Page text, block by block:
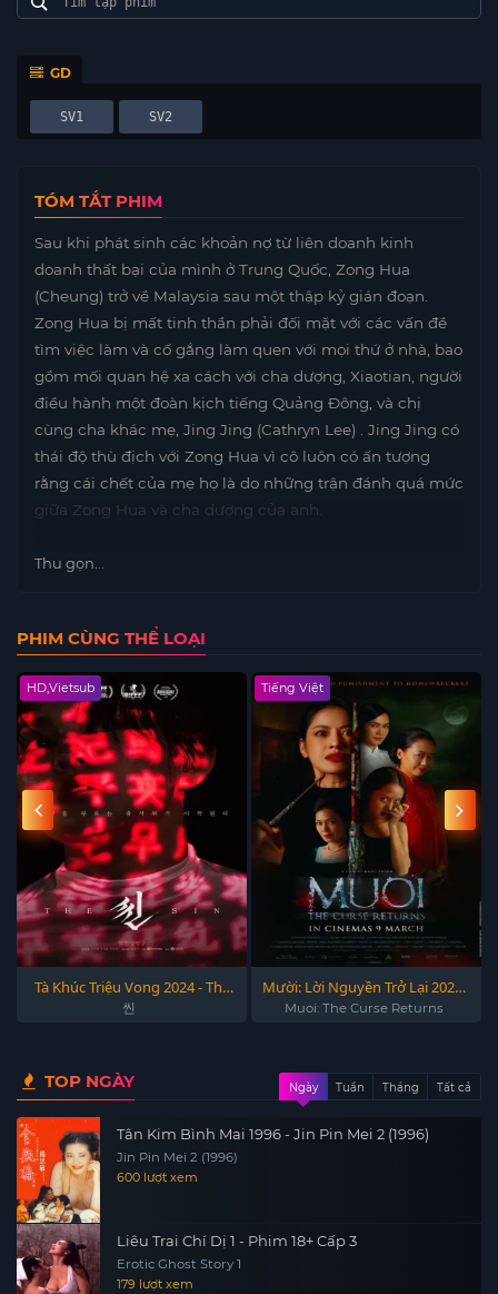
GD
SV1 SV2
TÓM TẮT PHIM
Sau khi phát sinh các khoản nợ từ liên doanh kinh
doanh thất bại của mình ở Trung Quốc, Zong Hua
(Cheung) trở về Malaysia sau một thập kỷ gián đoạn.
Zong Hua bị mất tinh thần phải đối mặt với các vấn đề
tìm việc làm và cố gắng làm quen với mọi thứ ở nhà, bao
gồm mối quan hệ xa cách với cha dượng, Xiaotian, người
điều hành một đoàn kịch tiếng Quảng Đông, và chị
cùng cha khác mẹ, Jing Jing (Cathryn Lee) . Jing Jing có
thái độ thù địch với Zong Hua vì cô luôn có ấn tượng
rằng cái chết của mẹ họ là do những trận đánh quá mức
giữa Zong Hua và cha dượng của anh.
Thu gọn...
PHIM CÙNG THỂ LOẠI
HD,Vietsub
Tà Khúc Triệu Vong 2024 - The
Sin 2024
씬
Tiếng Việt
Mười: Lời Nguyền Trở Lại 2022 -
Muoi: The Curse Returns 2022
Muoi: The Curse Returns
TOP NGÀY Ngày Tuần Tháng Tất cả
Tân Kim Bình Mai 1996 - Jin Pin Mei 2 (1996)
Jin Pin Mei 2 (1996)
600 lượt xem
Liêu Trai Chí Dị 1 - Phim 18+ Cấp 3
Erotic Ghost Story 1
179 lượt xem